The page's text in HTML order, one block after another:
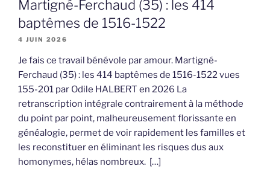
Martigné-Ferchaud (35) : les 414
baptêmes de 1516-1522
4 JUIN 2026
Je fais ce travail bénévole par amour. Martigné-
Ferchaud (35) : les 414 baptêmes de 1516-1522 vues
155-201 par Odile HALBERT en 2026 La
retranscription intégrale contrairement à la méthode
du point par point, malheureusement florissante en
généalogie, permet de voir rapidement les familles et
les reconstituer en éliminant les risques dus aux
homonymes, hélas nombreux. […]